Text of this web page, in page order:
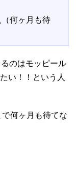
何ヶ月も待
のはモッピール
い！！という人
何ヶ月も待てな